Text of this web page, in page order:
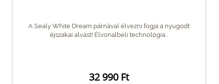
A Sealy White Dream párnával élvezni fogja a nyugodt
éjszakai alvást! Élvonalbeli technológia...
32 990 Ft